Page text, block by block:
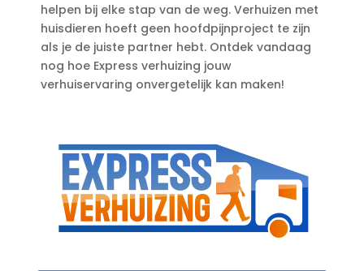
helpen bij elke stap van de weg.​ Verhuizen met
huisdieren hoeft geen hoofdpijnproject te zijn
als je de juiste partner hebt.​ Ontdek vandaag
nog hoe Express verhuizing jouw
verhuiservaring onvergetelijk kan maken!